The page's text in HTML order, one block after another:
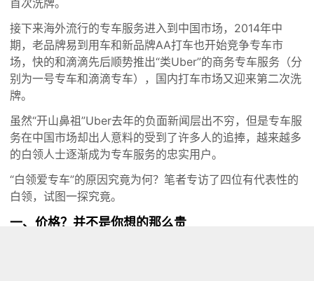
接下来海外流行的专车服务进入到中国市场，2014年中
期，老品牌易到用车和新品牌AA打车也开始竞争专车市
场，快的和滴滴先后顺势推出“类Uber”的商务专车服务（分
别为一号专车和滴滴专车），国内打车市场又迎来第二次洗
牌。
虽然“开山鼻祖”Uber去年的负面新闻层出不穷，但是专车服
务在中国市场却出人意料的受到了许多人的追捧，越来越多
的白领人士逐渐成为专车服务的忠实用户。
“白领爱专车”的原因究竟为何？笔者专访了四位有代表性的
白领，试图一探究竟。
一、价格？并不是你想的那么贵